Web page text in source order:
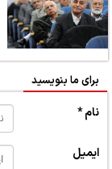
برای ما بنویسید
نام *
ایمیل